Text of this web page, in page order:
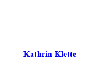
Kathrin Klette